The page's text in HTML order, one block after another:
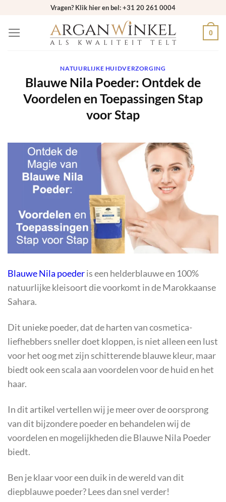
inhoud
Vragen? Klik hier en bel: +31 20 261 0004
0
NATUURLIJKE HUIDVERZORGING
Blauwe Nila Poeder: Ontdek de
Voordelen en Toepassingen Stap
voor Stap
Blauwe Nila poederis een helderblauwe en 100%
natuurlijke kleisoort die voorkomt in de Marokkaanse
Sahara.
Dit unieke poeder, dat de harten van cosmetica-
liefhebbers sneller doet kloppen, is niet alleen een lust
voor het oog met zijn schitterende blauwe kleur, maar
biedt ook een scala aan voordelen voor de huid en het
haar.
In dit artikel vertellen wij je meer over de oorsprong
van dit bijzondere poeder en behandelen wij de
voordelen en mogelijkheden die Blauwe Nila Poeder
biedt.
Ben je klaar voor een duik in de wereld van dit
diepblauwe poeder? Lees dan snel verder!